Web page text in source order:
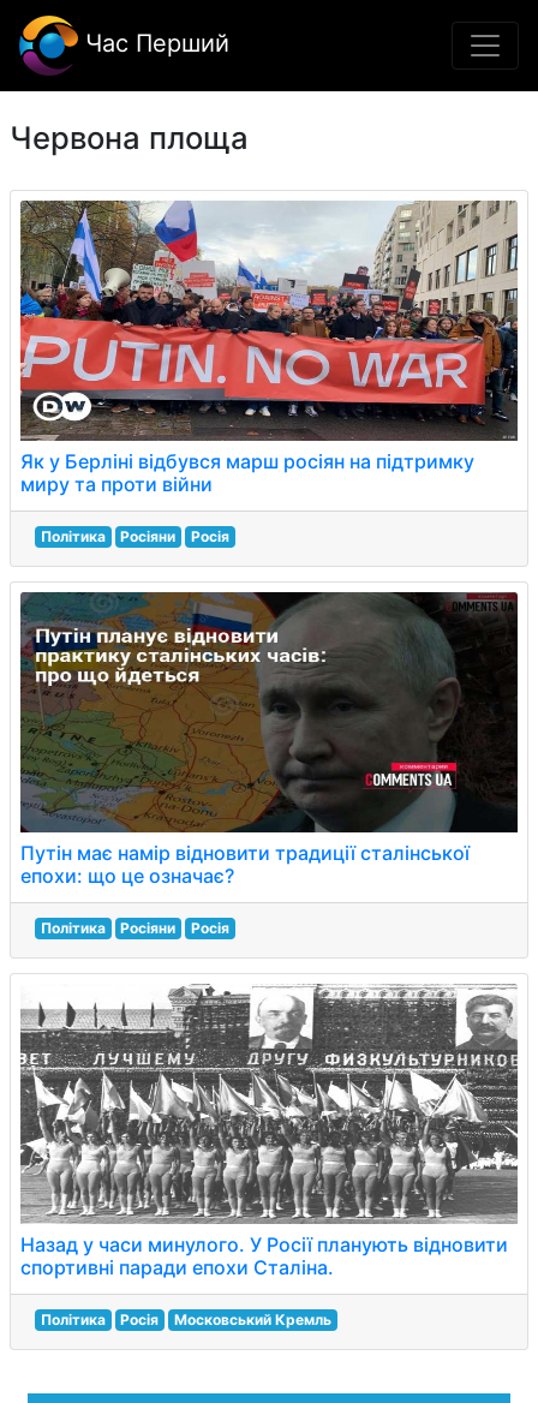
Час Перший
Червона площа
Як у Берліні відбувся марш росіян на підтримку
миру та проти війни
Політика Росіяни Росія
Путін має намір відновити традиції сталінської
епохи: що це означає?
Політика Росіяни Росія
Назад у часи минулого. У Росії планують відновити
спортивні паради епохи Сталіна.
Політика Росія Московський Кремль